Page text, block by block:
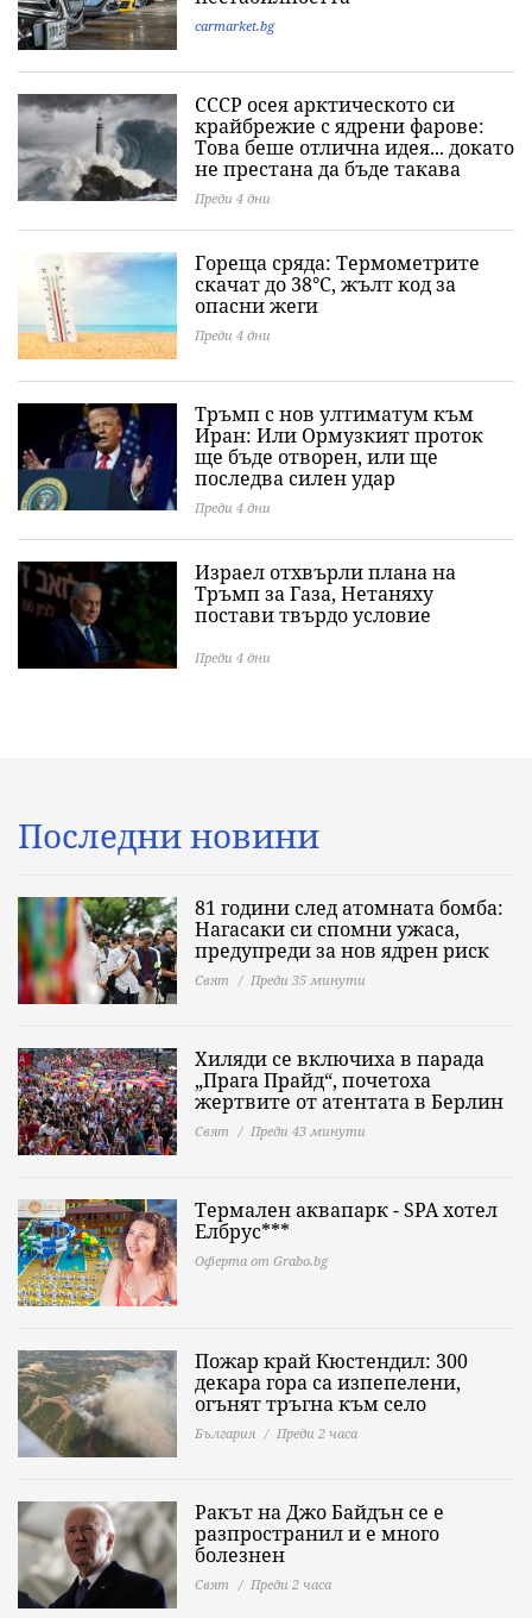
carmarket.bg
СССР осея арктическото си
крайбрежие с ядрени фарове:
Това беше отлична идея... докато
не престана да бъде такава
Преди 4 дни
Гореща сряда: Термометрите
скачат до 38°C, жълт код за
опасни жеги
Преди 4 дни
Тръмп с нов ултиматум към
Иран: Или Ормузкият проток
ще бъде отворен, или ще
последва силен удар
Преди 4 дни
Израел отхвърли плана на
Тръмп за Газа, Нетаняху
постави твърдо условие
Преди 4 дни
Последни новини
81 години след атомната бомба:
Нагасаки си спомни ужаса,
предупреди за нов ядрен риск
Свят Преди 35 минути
Хиляди се включиха в парада
„Прага Прайд“, почетоха
жертвите от атентата в Берлин
Свят Преди 43 минути
Термален аквапарк - SPA хотел
Елбрус***
Оферта от Grabo.bg
Пожар край Кюстендил: 300
декара гора са изпепелени,
огънят тръгна към село
България Преди 2 часа
Ракът на Джо Байдън се е
разпространил и е много
болезнен
Свят Преди 2 часа